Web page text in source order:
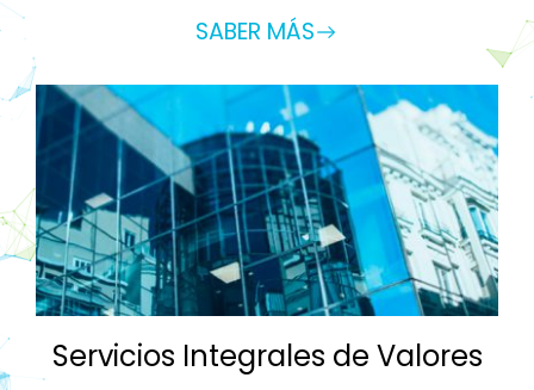
SABER MÁS
Servicios Integrales de Valores